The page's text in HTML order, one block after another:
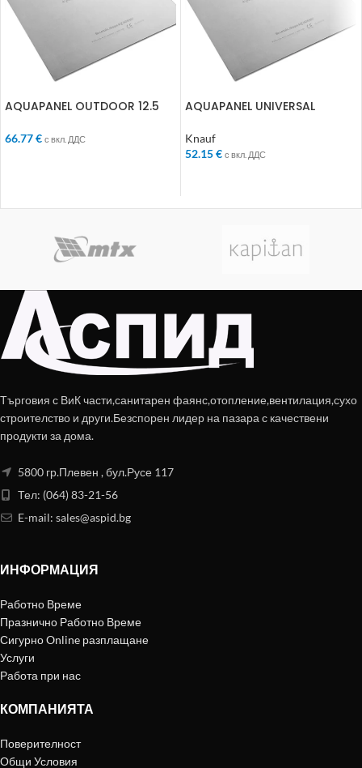
AQUAPANEL OUTDOOR 12.5
66.77€ с вкл. ДДС
AQUAPANEL UNIVERSAL
Knauf
52.15€ с вкл. ДДС
Търговия с ВиК части,санитарен фаянс,отопление,вентилация,сухо
строителство и други.Безспорен лидер на пазара с качествени
продукти за дома.
5800 гр.Плевен , бул.Русе 117
Тел: (064) 83-21-56
E-mail: sales@aspid.bg
ИНФОРМАЦИЯ
Работно Време
Празнично Работно Време
Сигурно Online разплащане
Услуги
Работа при нас
КОМПАНИЯТА
Поверителност
Общи Условия